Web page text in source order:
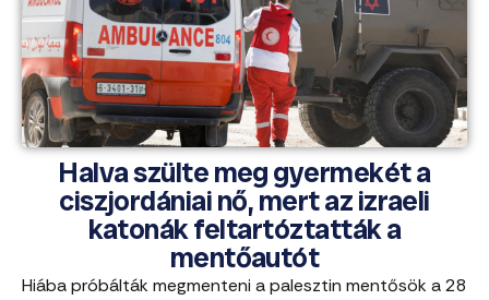
Halva szülte meg gyermekét a
ciszjordániai nő, mert az izraeli
katonák feltartóztatták a
mentőautót
Hiába próbálták megmenteni a palesztin mentősök a 28